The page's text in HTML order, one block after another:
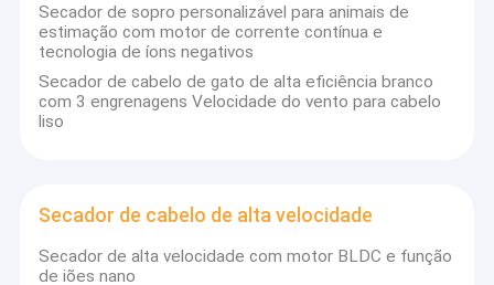
Secador de sopro personalizável para animais de
estimação com motor de corrente contínua e
tecnologia de íons negativos
Secador de cabelo de gato de alta eficiência branco
com 3 engrenagens Velocidade do vento para cabelo
liso
Secador de cabelo de alta velocidade
Secador de alta velocidade com motor BLDC e função
de iões nano